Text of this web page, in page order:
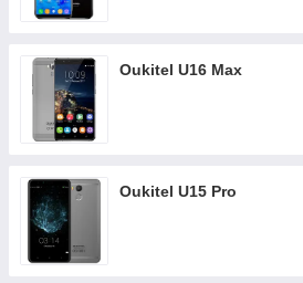
Oukitel U16 Max
Oukitel U15 Pro